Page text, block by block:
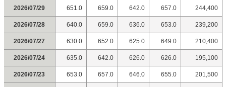
2026/07/29 651.0 659.0 642.0 657.0 244,400
2026/07/28 640.0 659.0 636.0 653.0 239,200
2026/07/27 630.0 652.0 625.0 649.0 210,400
2026/07/24 635.0 642.0 626.0 626.0 195,100
2026/07/23 653.0 657.0 646.0 655.0 201,500